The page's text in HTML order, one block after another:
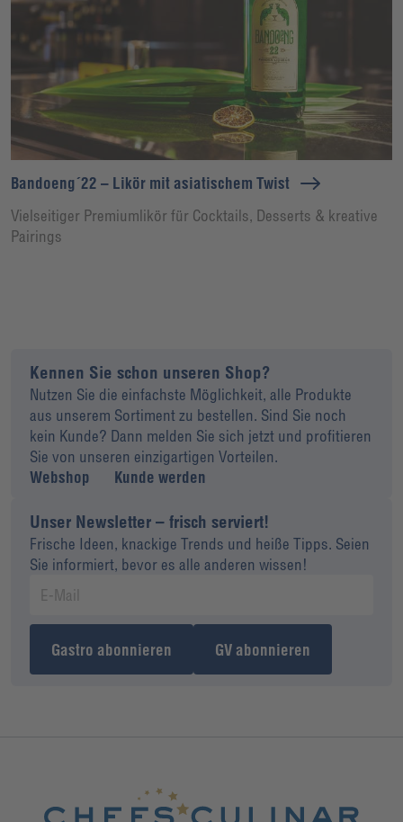
Bandoeng´22 – Likör mit asiatischem Twist
Vielseitiger Premiumlikör für Cocktails, Desserts & kreative
Pairings
Kennen Sie schon unseren Shop?
Nutzen Sie die einfachste Möglichkeit, alle Produkte
aus unserem Sortiment zu bestellen. Sind Sie noch
kein Kunde? Dann melden Sie sich jetzt und profitieren
Sie von unseren einzigartigen Vorteilen.
Webshop
Kunde werden
Unser Newsletter – frisch serviert!
Frische Ideen, knackige Trends und heiße Tipps. Seien
Sie informiert, bevor es alle anderen wissen!
Gastro abonnieren GV abonnieren